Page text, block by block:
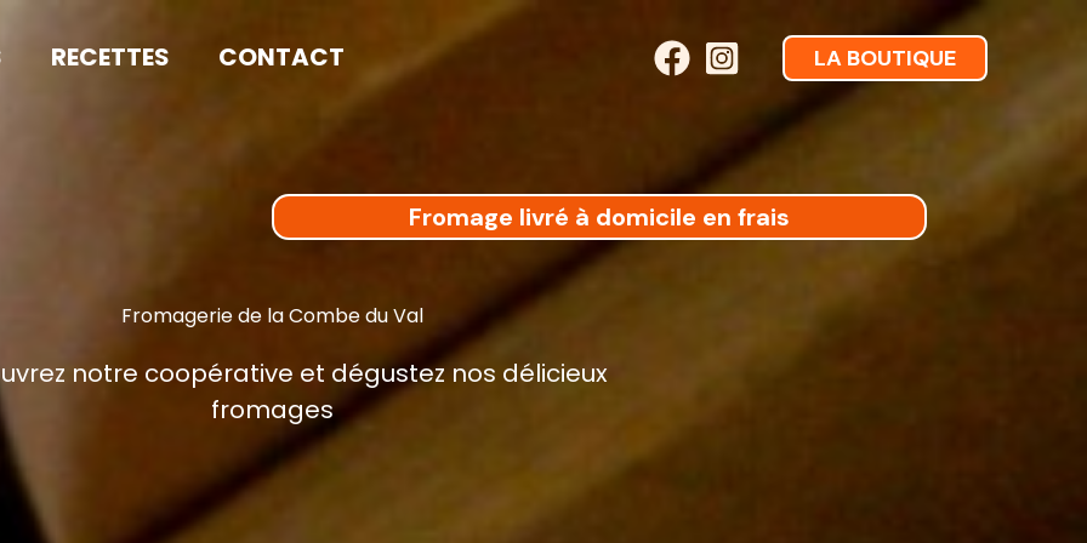
RECETTES CONTACT LA BOUTIQUE
Fromage livré à domicile en frais
Fromagerie de la Combe du Val
notre coopérative et dégustez nos délicieux
fromages